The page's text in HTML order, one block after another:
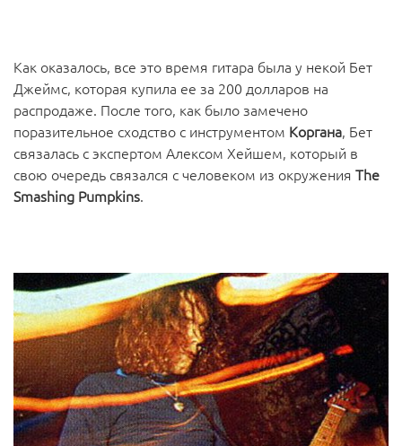
Как оказалось, все это время гитара была у некой Бет
Джеймс, которая купила ее за 200 долларов на
распродаже. После того, как было замечено
поразительное сходство с инструментом Коргана, Бет
связалась с экспертом Алексом Хейшем, который в
свою очередь связался с человеком из окружения The
Smashing Pumpkins.